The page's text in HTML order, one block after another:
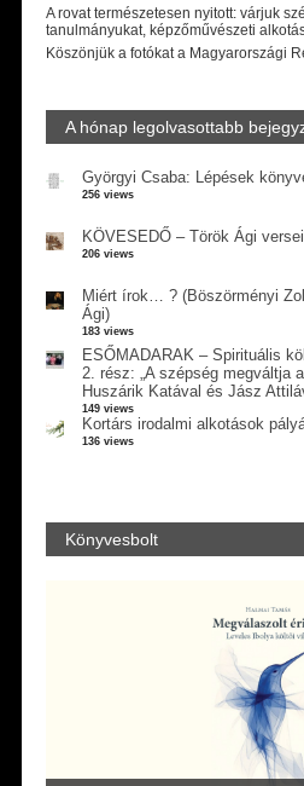
A rovat természetesen nyitott: várjuk
tanulmányukat, képzőművészeti
Köszönjük a fotókat a Magyarországi
A hónap legolvasottabb
Györgyi Csaba: Lépések
256 views
KÖVESEDŐ – Török Ági versei
206 views
Miért írok… ? (Böszörményi
Ági)
183 views
ESŐMADARAK – Spirituális
2. rész: „A szépség megváltja
Huszárik Katával és Jász
149 views
Kortárs irodalmi alkotások
136 views
Könyvesbolt